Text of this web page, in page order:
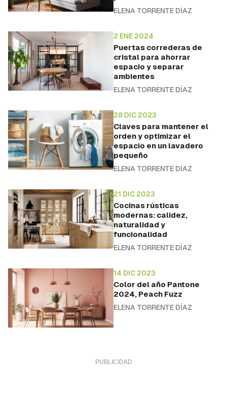
Guardar como favorito
Para poder guardar como favorito, primero has de
iniciar sesión con tu cuenta de Hogarmanía.
INICIAR SESIÓN
ELENA TORRENTE DÍAZ
2 ENE 2024
Puertas correderas de
cristal para ahorrar
espacio y separar
ambientes
ELENA TORRENTE DÍAZ
28 DIC 2023
Claves para mantener el
orden y optimizar el
espacio en un lavadero
pequeño
ELENA TORRENTE DÍAZ
21 DIC 2023
Cocinas rústicas
modernas: calidez,
naturalidad y
funcionalidad
ELENA TORRENTE DÍAZ
14 DIC 2023
Color del año Pantone
2024, Peach Fuzz
ELENA TORRENTE DÍAZ